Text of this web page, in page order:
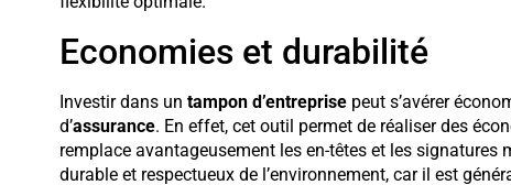
Economies et durabilité
Investir dans un tampon d’entreprisepeut s’avérer
d’assurance. En effet, cet outil permet de réaliser des
remplace avantageusement les en-têtes et les
durable et respectueux de l’environnement, car il est